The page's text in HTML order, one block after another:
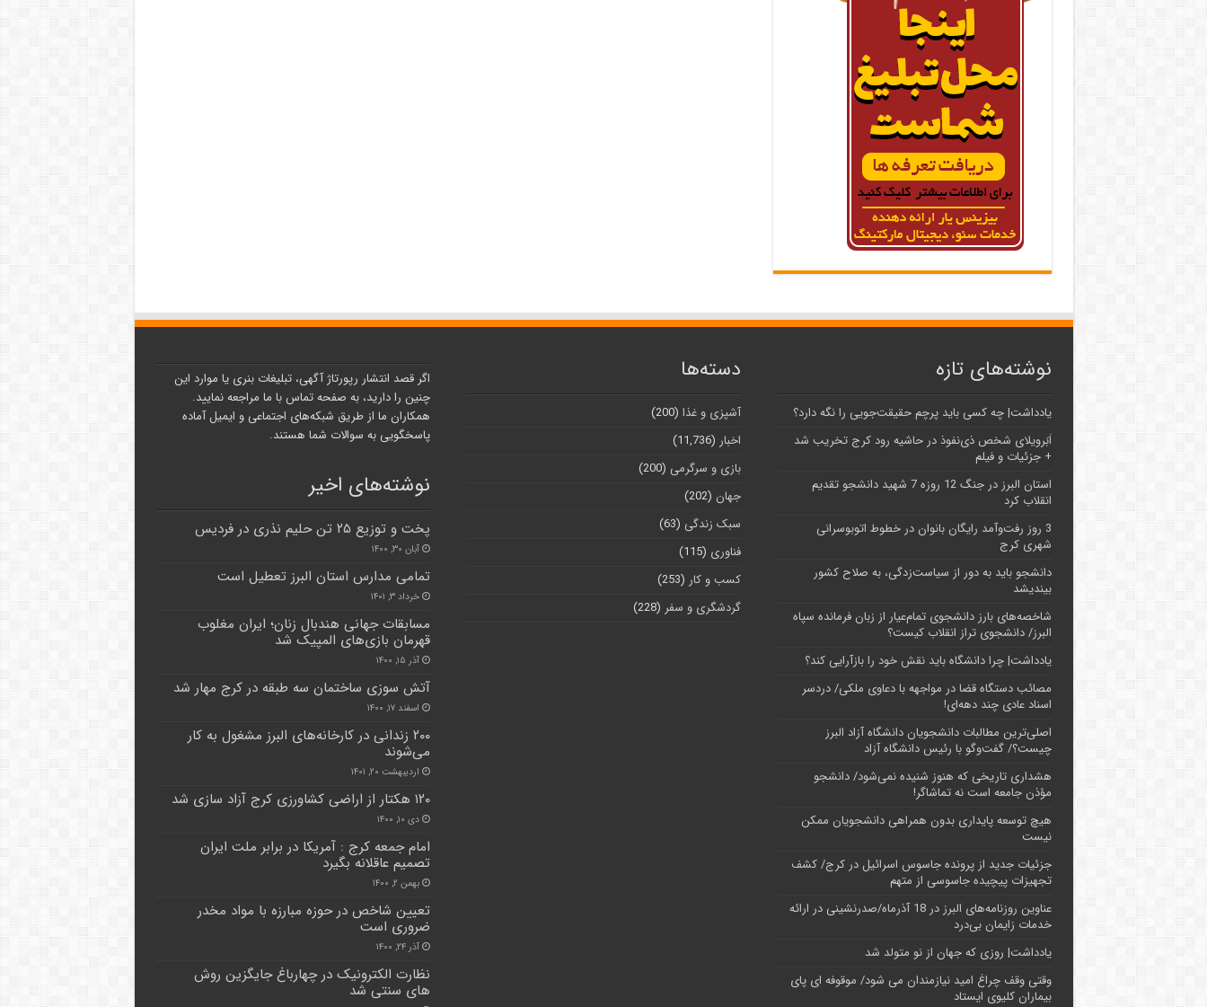
نوشته‌های تازه
یادداشت| ‌چه کسی باید پرچم حقیقت‌جویی را نگه دارد؟
اَبَر‌ویلای شخص ذی‌نفوذ در حاشیه‌ رود کرج تخریب شد
+ جزئیات و فیلم
استان البرز در جنگ 12 روزه 7 شهید دانشجو تقدیم
انقلاب کرد
3 روز رفت‌وآمد رایگان بانوان در خطوط اتوبوسرانی
شهری کرج
دانشجو باید به دور از سیاست‌زدگی، به صلاح کشور
بیندیشد
شاخصه‌های بارز دانشجوی تمام‌عیار از زبان فرمانده سپاه
البرز/ دانشجوی تراز انقلاب کیست؟
یادداشت| چرا دانشگاه باید نقش خود را بازآرایی کند؟
مصائب دستگاه قضا در مواجهه با دعاوی ملکی/ دردسر
اسناد عادی چند‌ دهه‌ای!
اصلی‌ترین مطالبات دانشجویان دانشگاه آزاد البرز
چیست؟/ گفت‌وگو با رئیس دانشگاه آز‌اد
هشداری تاریخی که هنوز شنیده نمی‌شود/ دانشجو
مؤذن جامعه است نه تماشاگر!
هیچ توسعه پایداری بدون همراهی دانشجویان ممکن
نیست
جزئیات جدید از پرونده جاسوس اسرائیل در کرج/‌ کشف
تجهیزات پیچیده جاسوسی از متهم
عناوین روزنامه‌های البرز در ‌18 آذرماه/صدرنشینی در ارائه
خدمات زایمان بی‌درد
یادداشت| روزی که جهان از نو متولد شد
وقتی وقف چراغ امید نیازمندان می شود/ موقوفه ای پای
بیماران کلیوی ایستاد
دسته‌ها
آشپزی و غذا (200)
اخبار (11,736)
بازی و سرگرمی (200)
جهان (202)
سبک زندگی (63)
فناوری (115)
کسب و کار (253)
گردشگری و سفر (228)
اگر قصد انتشار رپورتاژ آگهی، تبلیغات بنری یا موارد این
چنین را دارید، به صفحه تماس با ما مراجعه نمایید.
همکاران ما از طریق شبکه‌های اجتماعی و ایمیل آماده
پاسخگویی به سوالات شما هستند.
نوشته‌های اخیر
پخت و توزیع ۲۵ تن حلیم نذری در فردیس
آبان ۳۰, ۱۴۰۰
تمامی مدارس استان البرز تعطیل است
خرداد ۳, ۱۴۰۱
مسابقات جهانی هندبال زنان؛ ایران مغلوب
قهرمان بازی‌های المپیک شد
آذر ۱۵, ۱۴۰۰
آتش سوزی ساختمان سه طبقه در کرج مهار شد
اسفند ۱۷, ۱۴۰۰
۲۰۰ زندانی در کارخانه‌های البرز مشغول به کار
می‌شوند
اردیبهشت ۲۰, ۱۴۰۱
۱۲۰ هکتار از اراضی کشاورزی کرج آزاد سازی شد
دی ۱۰, ۱۴۰۰
امام جمعه کرج : آمریکا در برابر ملت ایران
تصمیم عاقلانه بگیرد
بهمن ۲, ۱۴۰۰
تعیین شاخص در حوزه مبارزه با مواد مخدر
ضروری است
آذر ۲۴, ۱۴۰۰
نظارت الکترونیک در چهارباغ جایگزین روش
های سنتی شد